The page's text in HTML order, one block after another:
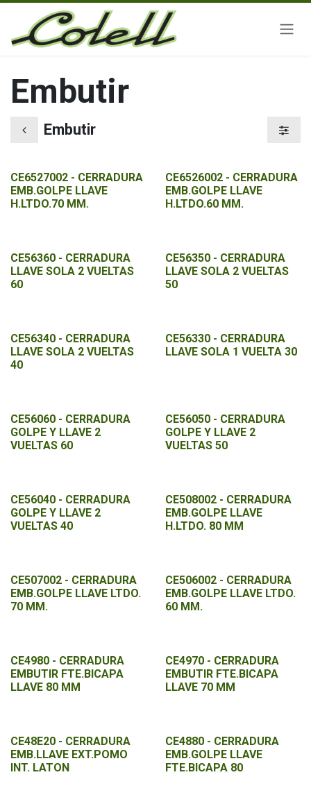
Ir al contenido
Embutir
Embutir
CE6527002 - CERRADURA
EMB.GOLPE LLAVE
H.LTDO.70 MM.
CE6526002 - CERRADURA
EMB.GOLPE LLAVE
H.LTDO.60 MM.
CE56360 - CERRADURA
LLAVE SOLA 2 VUELTAS
60
CE56350 - CERRADURA
LLAVE SOLA 2 VUELTAS
50
CE56340 - CERRADURA
LLAVE SOLA 2 VUELTAS
40
CE56330 - CERRADURA
LLAVE SOLA 1 VUELTA 30
CE56060 - CERRADURA
GOLPE Y LLAVE 2
VUELTAS 60
CE56050 - CERRADURA
GOLPE Y LLAVE 2
VUELTAS 50
CE56040 - CERRADURA
GOLPE Y LLAVE 2
VUELTAS 40
CE508002 - CERRADURA
EMB.GOLPE LLAVE
H.LTDO. 80 MM
CE507002 - CERRADURA
EMB.GOLPE LLAVE LTDO.
70 MM.
CE506002 - CERRADURA
EMB.GOLPE LLAVE LTDO.
60 MM.
CE4980 - CERRADURA
EMBUTIR FTE.BICAPA
LLAVE 80 MM
CE4970 - CERRADURA
EMBUTIR FTE.BICAPA
LLAVE 70 MM
CE48E20 - CERRADURA
EMB.LLAVE EXT.POMO
INT. LATON
CE4880 - CERRADURA
EMB.GOLPE LLAVE
FTE.BICAPA 80